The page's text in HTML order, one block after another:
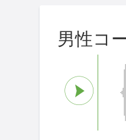
男性コ